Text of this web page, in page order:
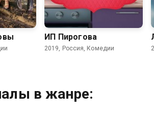
7.8 6.5
ИП Пирогова
2019, Россия, Комедии
в жанре: